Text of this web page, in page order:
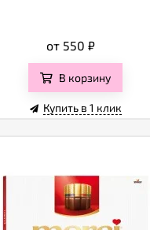
от 550 ₽
В корзину
Купить в 1 клик